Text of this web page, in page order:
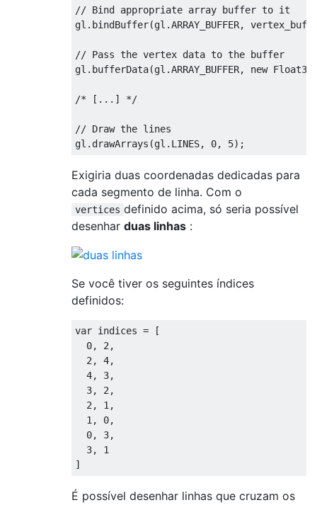
// Bind appropriate array buffer to it
gl.bindBuffer(gl.ARRAY_BUFFER,
// Pass the vertex data to the buffer
gl.bufferData(gl.ARRAY_BUFFER, new
/* [...] */
// Draw the lines
Exigiria duas coordenadas dedicadas para
cada segmento de linha. Com o
vertices definido acima, só seria possível
desenhar duas linhas :
Se você tiver os seguintes índices
definidos:
var indices = [
  0, 2,
  2, 4,
  4, 3,
  3, 2,
  2, 1,
  1, 0,
  0, 3,
  3, 1
É possível desenhar linhas que cruzam os